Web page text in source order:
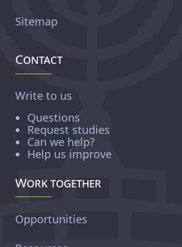
Sitemap
Contact
Write to us
Questions
Request studies
Can we help?
Help us improve
Work together
Opportunities